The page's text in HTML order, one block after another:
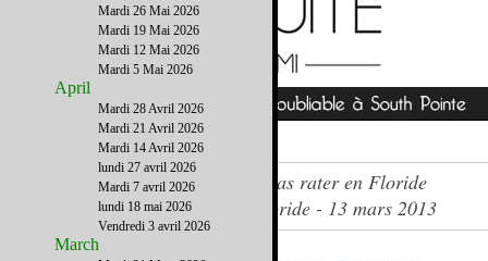
Les compétitions sportives à ne pas rater en Floride
Le journal du French District Floride - 13 mars 2013
Mardi 26 Mai 2026
Mardi 19 Mai 2026
Mardi 12 Mai 2026
Mardi 5 Mai 2026
April
Mardi 28 Avril 2026
Mardi 21 Avril 2026
Mardi 14 Avril 2026
lundi 27 avril 2026
Mardi 7 avril 2026
lundi 18 mai 2026
Vendredi 3 avril 2026
March